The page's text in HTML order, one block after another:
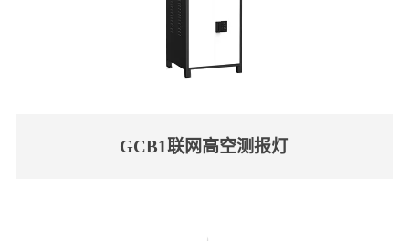
GCB1联网高空测报灯